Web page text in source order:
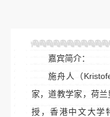
嘉宾简介：
施舟人（
家，道教学家，荷
授，香港中文大学